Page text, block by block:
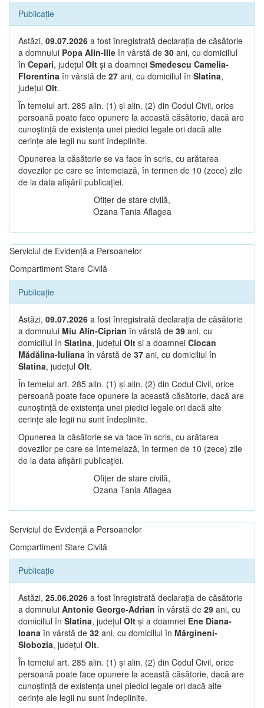
Publicație
Astăzi, 09.07.2026 a fost înregistrată declarația de căsătorie
a domnului Popa Alin-Ilie în vârstă de 30 ani, cu domiciliul
în Cepari, județul Olt și a doamnei Smedescu Camelia-
Florentina în vârstă de 27 ani, cu domiciliul în Slatina,
județul Olt.
În temeiul art. 285 alin. (1) și alin. (2) din Codul Civil, orice
persoană poate face opunere la această căsătorie, dacă are
cunoștință de existența unei piedici legale ori dacă alte
cerințe ale legii nu sunt îndeplinite.
Opunerea la căsătorie se va face în scris, cu arătarea
dovezilor pe care se întemeiază, în termen de 10 (zece) zile
de la data afișării publicației.
Ofițer de stare civilă,
Ozana Tania Aflagea
Serviciul de Evidență a Persoanelor
Compartiment Stare Civilă
Publicație
Astăzi, 09.07.2026 a fost înregistrată declarația de căsătorie
a domnului Miu Alin-Ciprian în vârstă de 39 ani, cu
domiciliul în Slatina, județul Olt și a doamnei Ciocan
Mădălina-Iuliana în vârstă de 37 ani, cu domiciliul în
Slatina, județul Olt.
În temeiul art. 285 alin. (1) și alin. (2) din Codul Civil, orice
persoană poate face opunere la această căsătorie, dacă are
cunoștință de existența unei piedici legale ori dacă alte
cerințe ale legii nu sunt îndeplinite.
Opunerea la căsătorie se va face în scris, cu arătarea
dovezilor pe care se întemeiază, în termen de 10 (zece) zile
de la data afișării publicației.
Ofițer de stare civilă,
Ozana Tania Aflagea
Serviciul de Evidență a Persoanelor
Compartiment Stare Civilă
Publicație
Astăzi, 25.06.2026 a fost înregistrată declarația de căsătorie
a domnului Antonie George-Adrian în vârstă de 29 ani, cu
domiciliul în Slatina, județul Olt și a doamnei Ene Diana-
Ioana în vârstă de 32 ani, cu domiciliul în Mărgineni-
Slobozia, județul Olt.
În temeiul art. 285 alin. (1) și alin. (2) din Codul Civil, orice
persoană poate face opunere la această căsătorie, dacă are
cunoștință de existența unei piedici legale ori dacă alte
cerințe ale legii nu sunt îndeplinite.